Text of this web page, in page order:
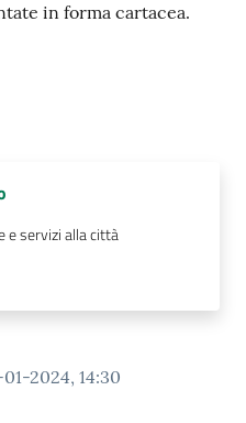
in forma cartacea.
e servizi alla città
01-2024, 14:30